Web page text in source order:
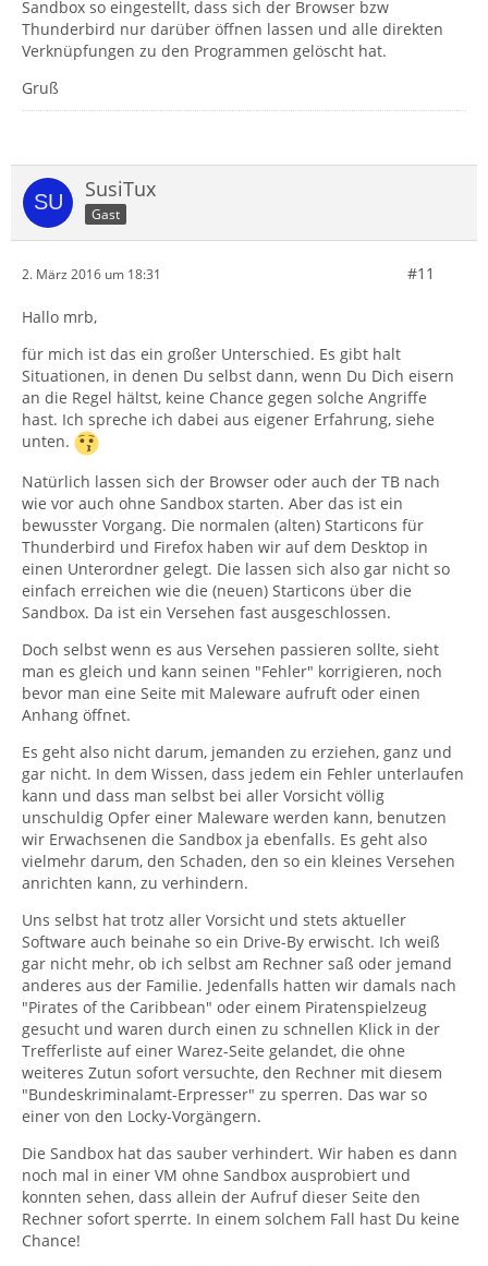
Sandbox so eingestellt, dass sich der Browser bzw
Thunderbird nur darüber öffnen lassen und alle direkten
Verknüpfungen zu den Programmen gelöscht hat.
Gruß
SusiTux
Gast
2. März 2016 um 18:31 #11
Hallo mrb,
für mich ist das ein großer Unterschied. Es gibt halt
Situationen, in denen Du selbst dann, wenn Du Dich eisern
an die Regel hältst, keine Chance gegen solche Angriffe
hast. Ich spreche ich dabei aus eigener Erfahrung, siehe
unten.
Natürlich lassen sich der Browser oder auch der TB nach
wie vor auch ohne Sandbox starten. Aber das ist ein
bewusster Vorgang. Die normalen (alten) Starticons für
Thunderbird und Firefox haben wir auf dem Desktop in
einen Unterordner gelegt. Die lassen sich also gar nicht so
einfach erreichen wie die (neuen) Starticons über die
Sandbox. Da ist ein Versehen fast ausgeschlossen.
Doch selbst wenn es aus Versehen passieren sollte, sieht
man es gleich und kann seinen "Fehler" korrigieren, noch
bevor man eine Seite mit Maleware aufruft oder einen
Anhang öffnet.
Es geht also nicht darum, jemanden zu erziehen, ganz und
gar nicht. In dem Wissen, dass jedem ein Fehler unterlaufen
kann und dass man selbst bei aller Vorsicht völlig
unschuldig Opfer einer Maleware werden kann, benutzen
wir Erwachsenen die Sandbox ja ebenfalls. Es geht also
vielmehr darum, den Schaden, den so ein kleines Versehen
anrichten kann, zu verhindern.
Uns selbst hat trotz aller Vorsicht und stets aktueller
Software auch beinahe so ein Drive-By erwischt. Ich weiß
gar nicht mehr, ob ich selbst am Rechner saß oder jemand
anderes aus der Familie. Jedenfalls hatten wir damals nach
"Pirates of the Caribbean" oder einem Piratenspielzeug
gesucht und waren durch einen zu schnellen Klick in der
Trefferliste auf einer Warez-Seite gelandet, die ohne
weiteres Zutun sofort versuchte, den Rechner mit diesem
"Bundeskriminalamt-Erpresser" zu sperren. Das war so
einer von den Locky-Vorgängern.
Die Sandbox hat das sauber verhindert. Wir haben es dann
noch mal in einer VM ohne Sandbox ausprobiert und
konnten sehen, dass allein der Aufruf dieser Seite den
Rechner sofort sperrte. In einem solchem Fall hast Du keine
Chance!